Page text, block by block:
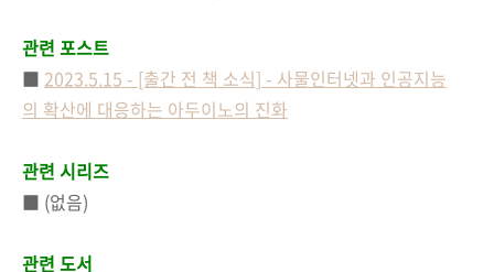
관련 포스트
■ 2023.5.15 - [출간 전 책 소식] - 사물인터넷과 인공지능
의 확산에 대응하는 아두이노의 진화
관련 시리즈
■ (없음)
관련 도서